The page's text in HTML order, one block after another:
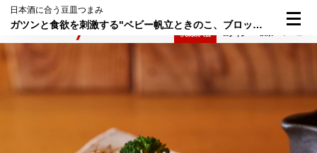
日本酒に合う豆皿つまみ
ガツンと食欲を刺激する"ベビー帆立ときのこ、ブロッコリーのアンチョビ炒め"